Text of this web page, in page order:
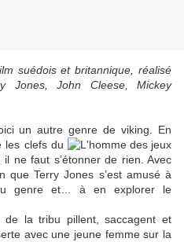
suédois et britannique, réalisé
Jones, John Cleese, Mickey
un autre genre de viking. En
les clefs du
ne faut s’étonner de rien. Avec
que Terry Jones s’est amusé à
genre et… à en explorer le
la tribu pillent, saccagent et
avec une jeune femme sur la